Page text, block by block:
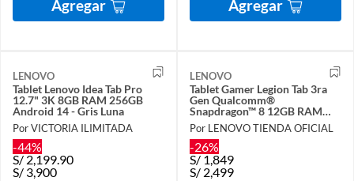
Agregar Agregar
LENOVO
Tablet Lenovo Idea Tab Pro
12.7" 3K 8GB RAM 256GB
Android 14 - Gris Luna
Por VICTORIA ILIMITADA
-44%
S/ 2,199.90
S/ 3,900
LENOVO
Tablet Gamer Legion Tab 3ra
Gen Qualcomm®
Snapdragon™ 8 12GB RAM
256GB 2,5K + Garantía ADP
One
Por LENOVO TIENDA OFICIAL
-26%
S/ 1,849
S/ 2,499